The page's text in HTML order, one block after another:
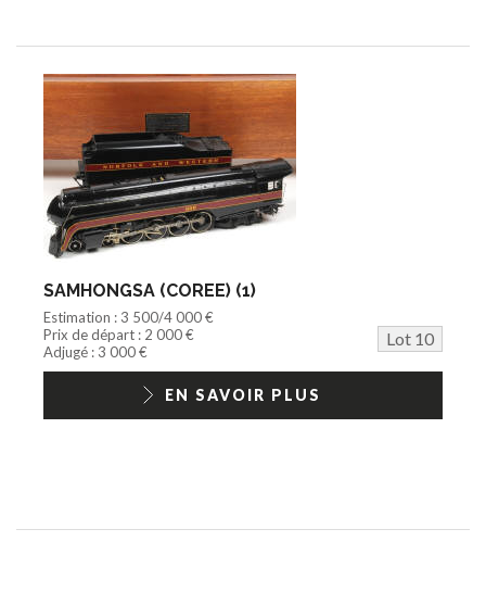
SAMHONGSA (COREE) (1)
Estimation : 3 500/4 000 €
Prix de départ : 2 000 €
Lot 10
Adjugé : 3 000 €
EN SAVOIR PLUS